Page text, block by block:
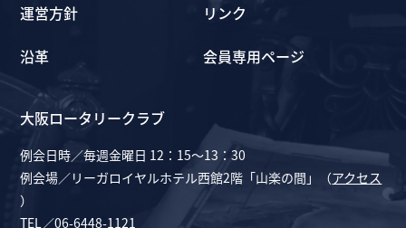
運営方針
沿革
リンク
会員専用ページ
大阪ロータリークラブ
例会日時／毎週金曜日 12：15～13：30
例会場／リーガロイヤルホテル西館2階「山楽の間」（アクセス
）
TEL／06-6448-1121